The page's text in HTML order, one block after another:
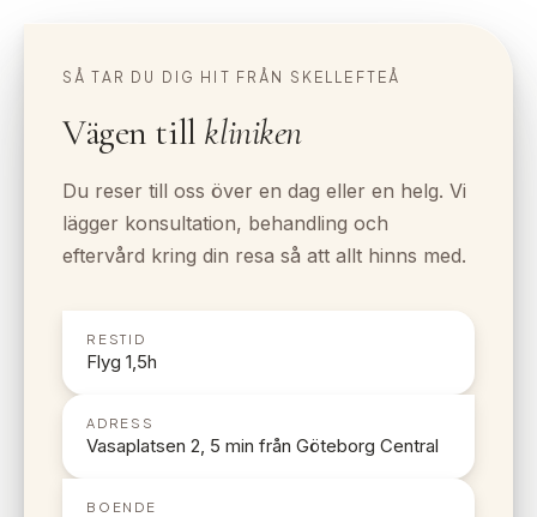
SÅ TAR DU DIG HIT FRÅN SKELLEFTEÅ
Vägen till kliniken
Du reser till oss över en dag eller en helg. Vi
lägger konsultation, behandling och
eftervård kring din resa så att allt hinns med.
RESTID
Flyg 1,5h
ADRESS
Vasaplatsen 2, 5 min från Göteborg Central
BOENDE